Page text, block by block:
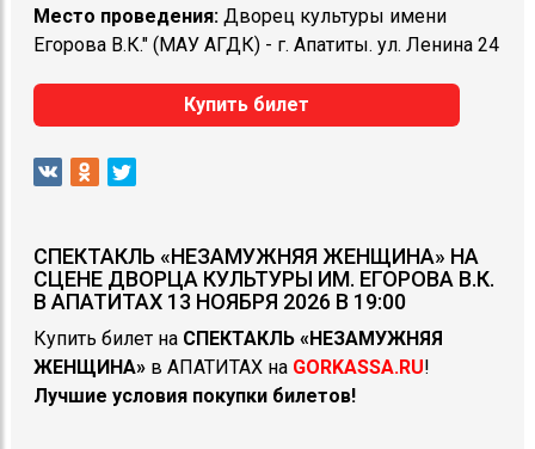
Место проведения: Дворец культуры имени
Егорова В.К." (МАУ АГДК) - г. Апатиты. ул. Ленина 24
Купить билет
СПЕКТАКЛЬ «НЕЗАМУЖНЯЯ ЖЕНЩИНА» НА
СЦЕНЕ ДВОРЦА КУЛЬТУРЫ ИМ. ЕГОРОВА В.К.
В АПАТИТАХ 13 НОЯБРЯ 2026 В 19:00
Купить билет на СПЕКТАКЛЬ «НЕЗАМУЖНЯЯ
ЖЕНЩИНА» в АПАТИТАХ на GORKASSA.RU!
Лучшие условия покупки билетов!